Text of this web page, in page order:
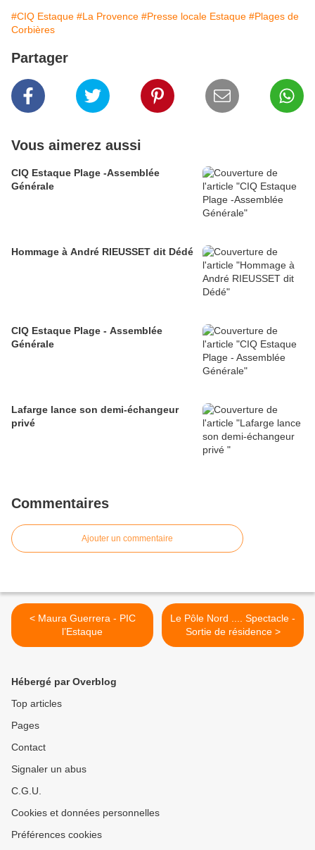
#CIQ Estaque #La Provence #Presse locale Estaque #Plages de
Corbières
Partager
Vous aimerez aussi
CIQ Estaque Plage -Assemblée
Générale
Hommage à André RIEUSSET dit Dédé
CIQ Estaque Plage - Assemblée
Générale
Lafarge lance son demi-échangeur
privé
Commentaires
Ajouter un commentaire
< Maura Guerrera - PIC
l’Estaque
Le Pôle Nord .... Spectacle -
Sortie de résidence >
Hébergé par Overblog
Top articles
Pages
Contact
Signaler un abus
C.G.U.
Cookies et données personnelles
Préférences cookies